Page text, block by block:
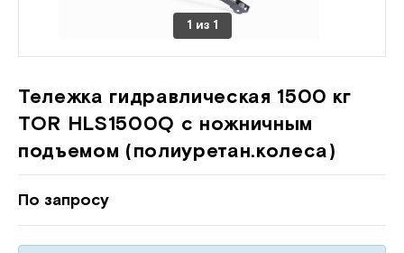
1 из 1
Тележка гидравлическая 1500 кг
TOR HLS1500Q с ножничным
подъемом (полиуретан.колеса)
По запросу